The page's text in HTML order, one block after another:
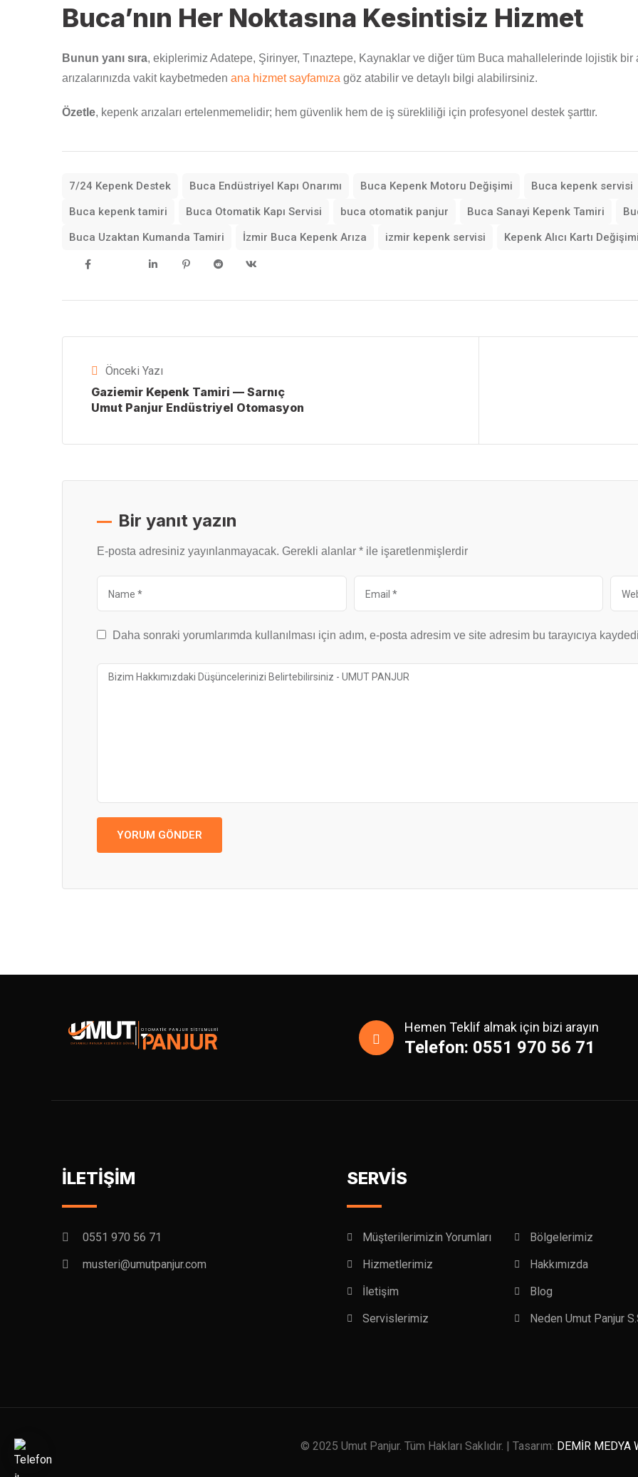
Buca’nın Her Noktasına Kesintisiz Hizmet
Bunun yanı sıra, ekiplerimiz Adatepe, Şirinyer, Tınaztepe, Kaynaklar ve diğer tüm Buca mahallelerinde lojistik bir
arızalarınızda vakit kaybetmeden ana hizmet sayfamıza göz atabilir ve detaylı bilgi alabilirsiniz.
Özetle, kepenk arızaları ertelenmemelidir; hem güvenlik hem de iş sürekliliği için profesyonel destek şarttır.
7/24 Kepenk Destek Buca Endüstriyel Kapı Onarımı Buca Kepenk Motoru Değişimi Buca kepenk servisi
Buca kepenk tamiri
Buca Otomatik Kapı Servisi buca otomatik panjur Buca Sanayi Kepenk Tamiri
Buca Uzaktan Kumanda Tamiri
İzmir Buca Kepenk Arıza izmir kepenk servisi Kepenk Alıcı Kartı Değişimi
Önceki Yazı
Gaziemir Kepenk Tamiri — Sarnıç
Umut Panjur Endüstriyel Otomasyon
Bir yanıt yazın
E-posta adresiniz yayınlanmayacak. Gerekli alanlar * ile işaretlenmişlerdir
Daha sonraki yorumlarımda kullanılması için adım, e-posta adresim ve site adresim bu tarayıcıya
Hemen Teklif almak için bizi arayın
Telefon: 0551 970 56 71
İLETİŞİM
0551 970 56 71
musteri@umutpanjur.com
SERVİS
Müşterilerimizin Yorumları
Bölgelerimiz
Hizmetlerimiz
Hakkımızda
İletişim
Blog
Servislerimiz
Neden Umut Panjur
© 2025 Umut Panjur. Tüm Hakları Saklıdır. | Tasarım: DEMİR MEDYA